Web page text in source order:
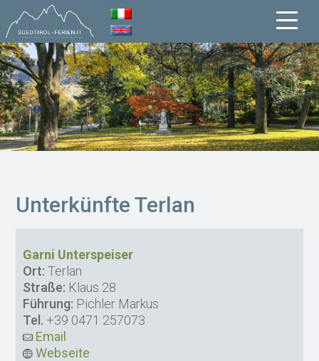
Unterkünfte Terlan
Garni Unterspeiser
Ort: Terlan
Straße: Klaus 28
Führung: Pichler Markus
Tel. +39 0471 257073
Email
Webseite